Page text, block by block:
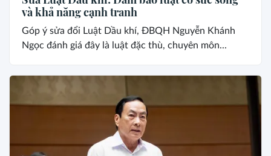
và khả năng cạnh tranh
Góp ý sửa đổi Luật Dầu khí, ĐBQH Nguyễn Khánh
Ngọc đánh giá đây là luật đặc thù, chuyên môn...